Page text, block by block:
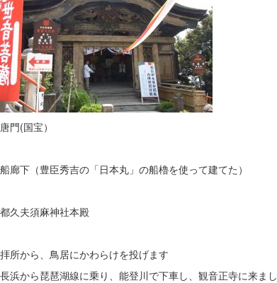
唐門(国宝）
船廊下（豊臣秀吉の「日本丸」の船櫓を使って建てた）
都久夫須麻神社本殿
拝所から、鳥居にかわらけを投げます
長浜から琵琶湖線に乗り、能登川で下車し、観音正寺に来まし